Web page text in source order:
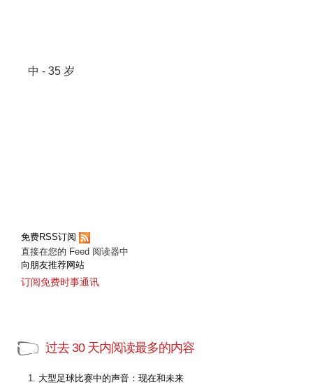
中 - 35 岁
免费RSS订阅
直接在您的 Feed 阅读器中
向朋友推荐网站
订阅免费时事通讯
过去 30 天内阅读最多的内容
大型足球比赛中的声音：现在和未来